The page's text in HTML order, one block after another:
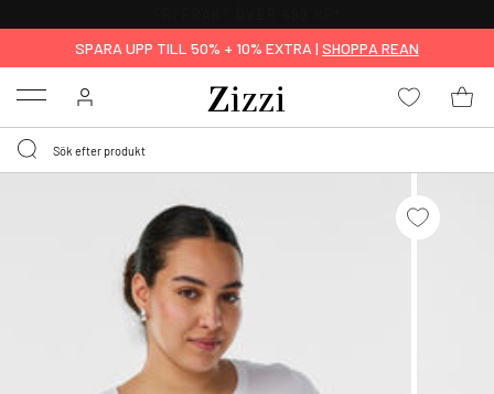
SPARA UPP TILL 50% + 10% EXTRA | SHOPPA REAN
Menu